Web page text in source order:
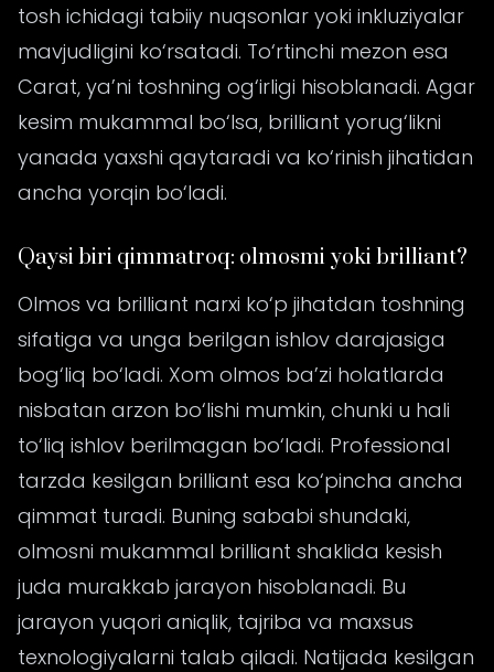
tosh ichidagi tabiiy nuqsonlar yoki inkluziyalar
mavjudligini ko‘rsatadi. To‘rtinchi mezon esa
Carat, ya’ni toshning og‘irligi hisoblanadi. Agar
kesim mukammal bo‘lsa, brilliant yorug‘likni
yanada yaxshi qaytaradi va ko‘rinish jihatidan
ancha yorqin bo‘ladi.
Qaysi biri qimmatroq: olmosmi yoki brilliant?
Olmos va brilliant narxi ko‘p jihatdan toshning
sifatiga va unga berilgan ishlov darajasiga
bog‘liq bo‘ladi. Xom olmos ba’zi holatlarda
nisbatan arzon bo‘lishi mumkin, chunki u hali
to‘liq ishlov berilmagan bo‘ladi. Professional
tarzda kesilgan brilliant esa ko‘pincha ancha
qimmat turadi. Buning sababi shundaki,
olmosni mukammal brilliant shaklida kesish
juda murakkab jarayon hisoblanadi. Bu
jarayon yuqori aniqlik, tajriba va maxsus
texnologiyalarni talab qiladi. Natijada kesilgan